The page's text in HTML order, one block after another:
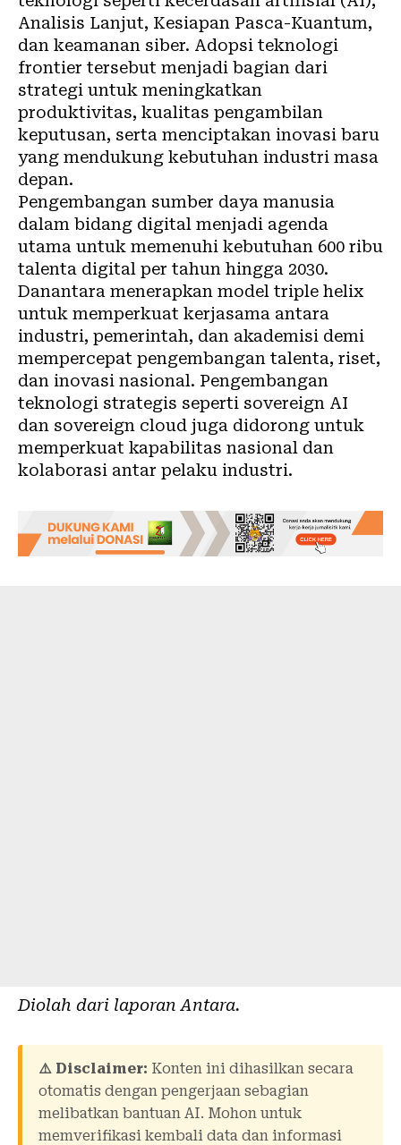
Analisis Lanjut, Kesiapan Pasca-Kuantum,
dan keamanan siber. Adopsi teknologi
frontier tersebut menjadi bagian dari
strategi untuk meningkatkan
produktivitas, kualitas pengambilan
keputusan, serta menciptakan inovasi baru
yang mendukung kebutuhan industri masa
depan.
Pengembangan sumber daya manusia
dalam bidang digital menjadi agenda
utama untuk memenuhi kebutuhan 600 ribu
talenta digital per tahun hingga 2030.
Danantara menerapkan model triple helix
untuk memperkuat kerjasama antara
industri, pemerintah, dan akademisi demi
mempercepat pengembangan talenta, riset,
dan inovasi nasional. Pengembangan
teknologi strategis seperti sovereign AI
dan sovereign cloud juga didorong untuk
memperkuat kapabilitas nasional dan
kolaborasi antar pelaku industri.
Diolah dari laporanAntara.
⚠️ Disclaimer: Konten ini dihasilkan secara
otomatis dengan pengerjaan sebagian
melibatkan bantuan AI. Mohon untuk
memverifikasi kembali data dan informasi